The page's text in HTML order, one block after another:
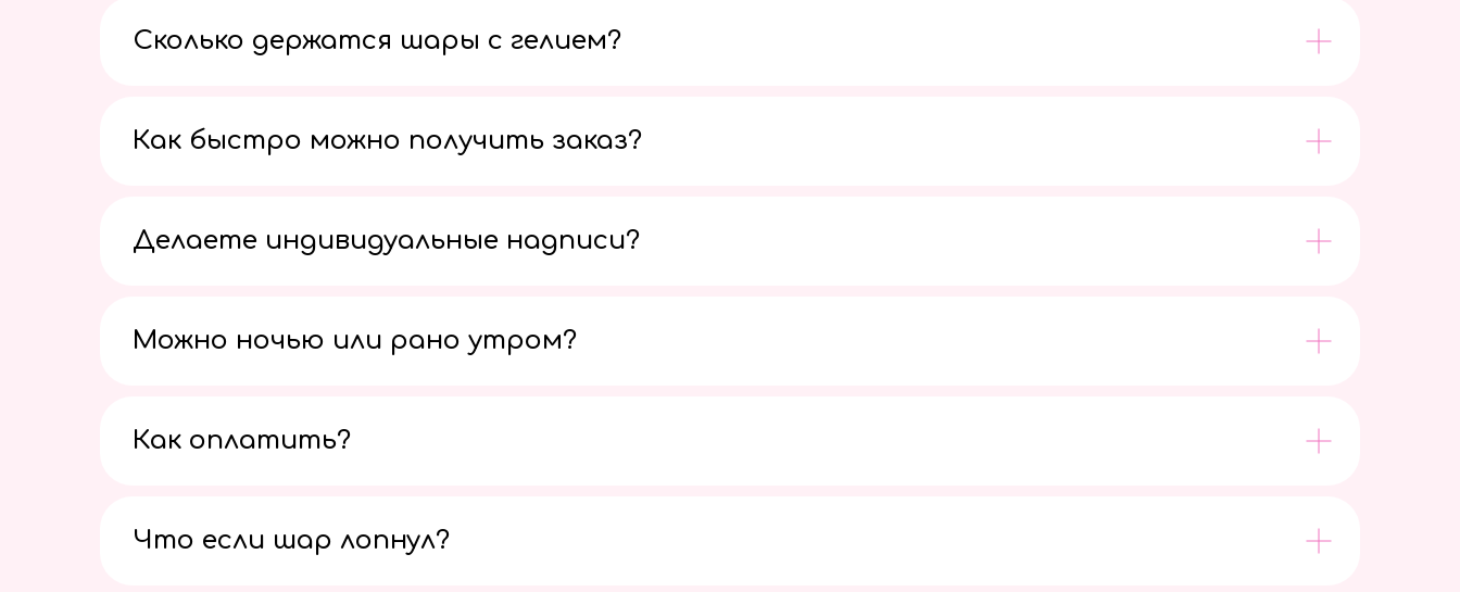
Сколько держатся шары с гелием?
Как быстро можно получить заказ?
Делаете индивидуальные надписи?
Можно ночью или рано утром?
Как оплатить?
Что если шар лопнул?